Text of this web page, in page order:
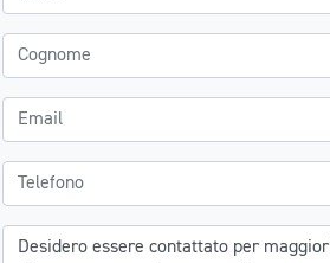
Cognome
Email
Telefono
Messaggio